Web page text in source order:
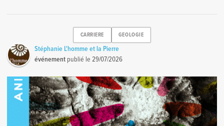
CARRIERE GEOLOGIE
Stéphanie L'homme et la Pierre
événement publié le29/07/2026